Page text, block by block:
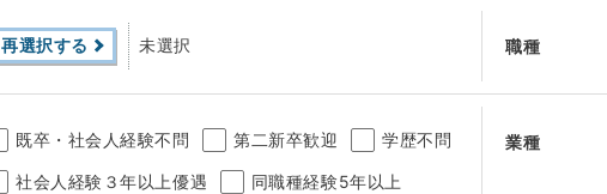
再選択する 未選択 職種
既卒・社会人経験不問 第二新卒歓迎 学歴不問
社会人経験３年以上優遇 同職種経験5年以上
業種